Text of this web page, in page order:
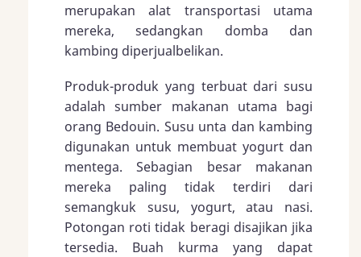
merupakan alat transportasi utama
mereka, sedangkan domba dan
kambing diperjualbelikan.
Produk-produk yang terbuat dari susu
adalah sumber makanan utama bagi
orang Bedouin. Susu unta dan kambing
digunakan untuk membuat yogurt dan
mentega. Sebagian besar makanan
mereka paling tidak terdiri dari
semangkuk susu, yogurt, atau nasi.
Potongan roti tidak beragi disajikan jika
tersedia. Buah kurma yang dapat